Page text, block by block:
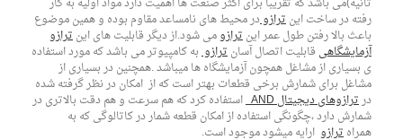
رفته در ساخت اینترازودر محیط های نامساعد مقاوم بوده و همین موضوع
باعث بالا رفتن طول عمر اینترازومی شود.از دیگر قابلیت های اینترازو
آزمایشگاهیقابلیت اتصال آسانترازوبه کامپیوتر می باشد که مورد استفاده
ی بسیاری از مشاغل همچون آزمایشگاه ها میباشد .همچنین در بسیاری از
مشاغل برای شمارش برخی قطعات بهتر است که از امکان در نظر گرفته شده
درترازوهای دیجیتال AND
استفاده کرد که هم سرعت و هم دقت بالاتری در
شمارش دارد ،چگونگی استفاده از امکان قطعه شمار در کاتالوگی که به
همراهترازو ارایه میشود موجود است.